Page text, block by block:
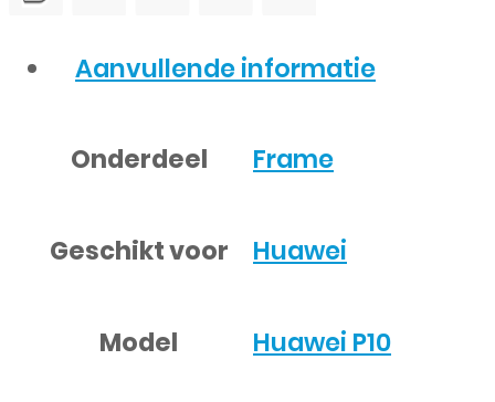
Aanvullende informatie
Onderdeel Frame
Geschikt voor Huawei
Model Huawei P10